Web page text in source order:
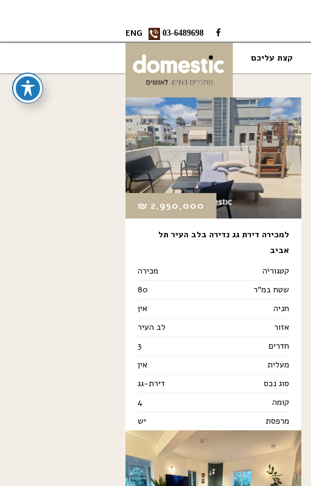
ENG 03-6489698
קצת עליכם
2,950,000
₪
למכירה דירת גג נדירה בלב העיר תל
אביב
קטגוריה
מכירה
שטח במ"ר
80
חניה
אין
אזור
לב העיר
חדרים
3
מעלית
אין
סוג נכס
דירת-גג
קומה
4
מרפסת
יש